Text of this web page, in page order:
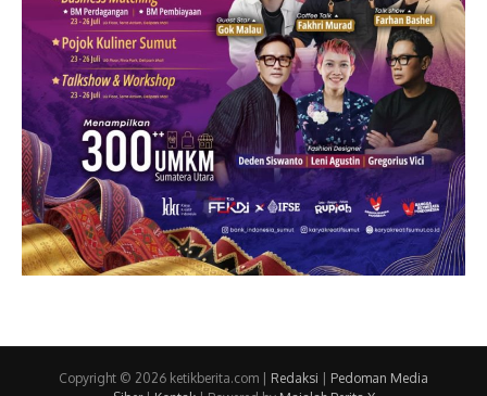
Copyright © 2026 ketikberita.com | Redaksi
Pedoman Media